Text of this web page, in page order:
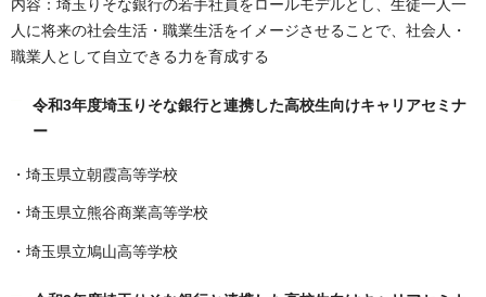
内容：埼玉りそな銀行の若手社員をロールモデルとし、生徒一人一
人に将来の社会生活・職業生活をイメージさせることで、社会人・
職業人として自立できる力を育成する
令和3年度埼玉りそな銀行と連携した高校生向けキャリアセミナ
ー
・埼玉県立朝霞高等学校
・埼玉県立熊谷商業高等学校
・埼玉県立鳩山高等学校